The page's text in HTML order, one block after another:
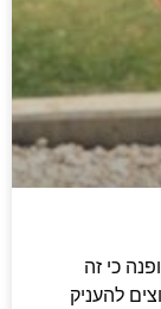
כי זה
להעניק